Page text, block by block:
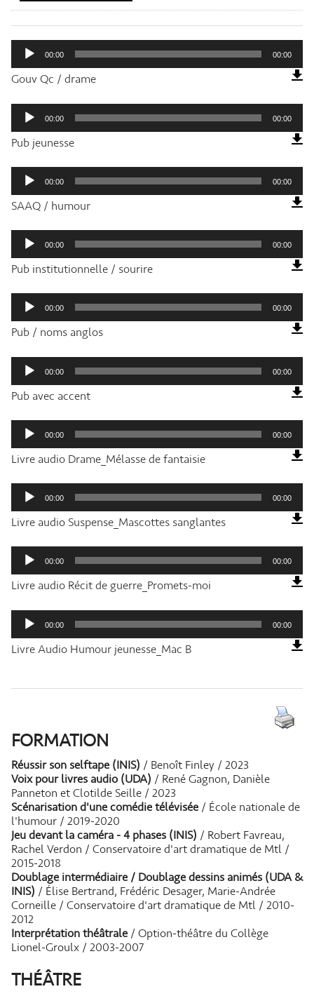
Lecteur
audio
00:00 00:00
Gouv Qc / drame
Lecteur
audio
00:00 00:00
Pub jeunesse
Lecteur
audio
00:00 00:00
SAAQ / humour
Lecteur
audio
00:00 00:00
Pub institutionnelle / sourire
Lecteur
audio
00:00 00:00
Pub / noms anglos
Lecteur
audio
00:00 00:00
Pub avec accent
Lecteur
audio
00:00 00:00
Livre audio Drame_Mélasse de fantaisie
Lecteur
audio
00:00 00:00
Livre audio Suspense_Mascottes sanglantes
Lecteur
audio
00:00 00:00
Livre audio Récit de guerre_Promets-moi
Lecteur
audio
00:00 00:00
Livre Audio Humour jeunesse_Mac B
FORMATION
Réussir son selftape (INIS) / Benoît Finley / 2023
Voix pour livres audio (UDA) / René Gagnon, Danièle
Panneton et Clotilde Seille / 2023
Scénarisation d'une comédie télévisée/ École nationale de
l'humour / 2019-2020
Jeu devant la caméra - 4 phases (INIS) / Robert Favreau,
Rachel Verdon / Conservatoire d'art dramatique de Mtl /
2015-2018
Doublage intermédiaire / Doublage dessins animés (UDA &
INIS) / Élise Bertrand, Frédéric Desager, Marie-Andrée
Corneille / Conservatoire d'art dramatique de Mtl / 2010-
2012
Interprétation théâtrale/ Option-théâtre du Collège
Lionel-Groulx / 2003-2007
THÉÂTRE